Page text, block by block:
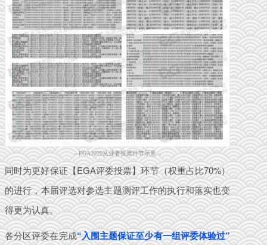
– EGA2020从业者投票环节示意 –
同时为更好保证【EGA评委投票】环节（权重占比70%）
的进行，本届评选对参选主题测评工作的执行和落实也变
得更为认真。
各分区评委在完成“入围主题保证至少有一组评委体验过”